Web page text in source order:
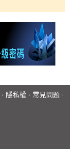
· 隱私權 · 常見問題 ·